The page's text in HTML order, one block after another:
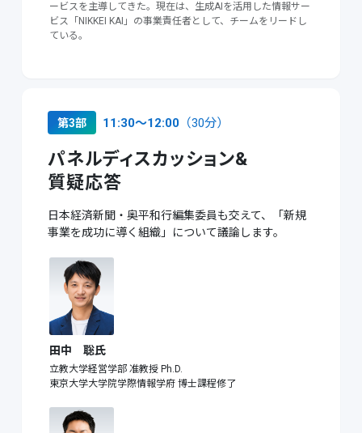
ービスを主導してきた。現在は、生成AIを活用した情報サー
ビス「NIKKEI KAI」の事業責任者として、チームをリードし
ている。
第3部 11:30〜12:00（30分）
パネルディスカッション&
質疑応答
日本経済新聞・奥平和行編集委員も交えて、「新規
事業を成功に導く組織」について議論します。
田中 聡氏
立教大学経営学部 准教授 Ph.D.
東京大学大学院学際情報学府 博士課程修了